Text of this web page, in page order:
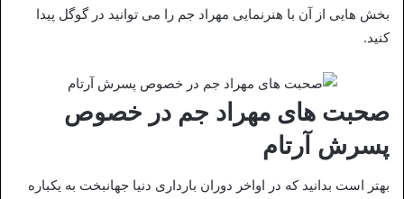
بخش هایی از آن با هنرنمایی مهراد جم را می توانید در گوگل پیدا
کنید.
صحبت های مهراد جم در خصوص
پسرش آرتام
بهتر است بدانید که در اواخر دوران بارداری دنیا جهانبخت به یکباره